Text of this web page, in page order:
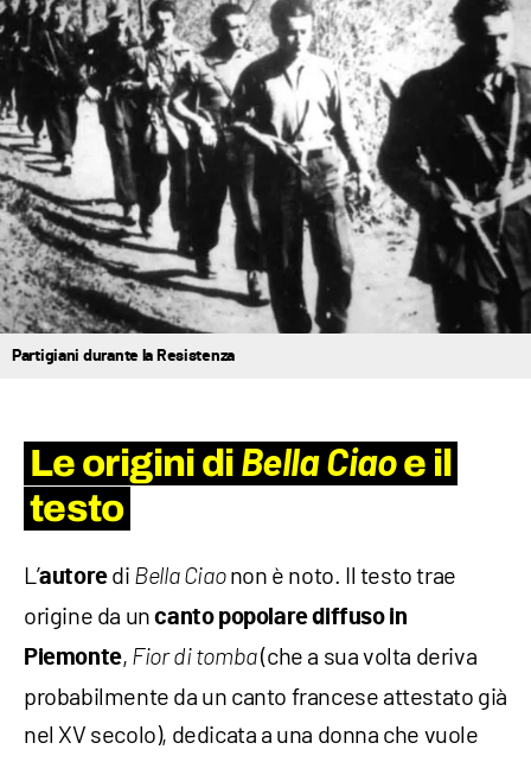
Partigiani durante la Resistenza
Le origini di Bella Ciaoe il
testo
L’autoredi Bella Ciaonon è noto. Il testo trae
origine da uncanto popolare diffuso in
Piemonte, Fior di tomba(che a sua volta deriva
probabilmente da un canto francese attestato già
nel XV secolo), dedicata a una donna che vuole